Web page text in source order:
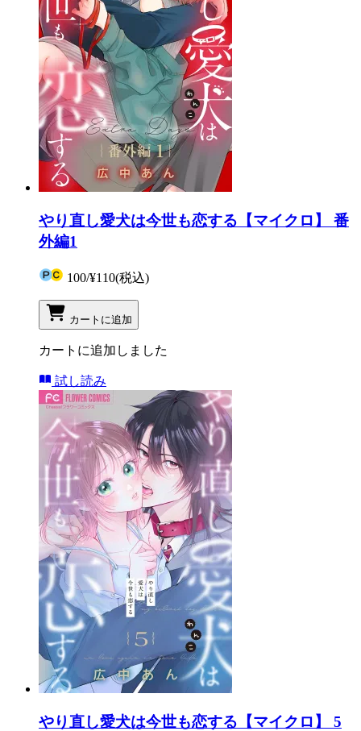
やり直し愛犬は今世も恋する【マイクロ】 番
外編1
100/¥110(税込)
カートに追加
カートに追加しました
試し読み
やり直し愛犬は今世も恋する【マイクロ】 5